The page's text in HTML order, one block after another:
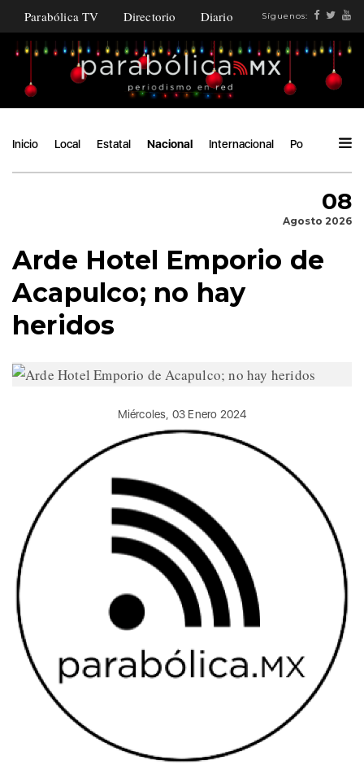
Parabólica TV Directorio Diario Síguenos:
Inicio Local Estatal Nacional Internacional Política
08
Agosto 2026
Arde Hotel Emporio de
Acapulco; no hay
heridos
Miércoles, 03 Enero 2024